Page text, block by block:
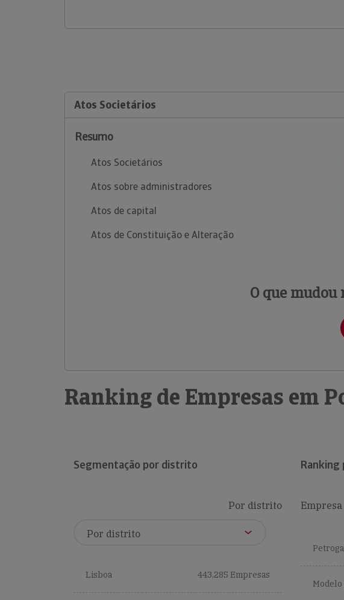
Atos Societários
Resumo
Atos Societários
Atos sobre administradores
Atos de capital
Atos de Constituição e Alteração
O que
Ranking de Empresas em
Segmentação por distrito
Por distrito
Lisboa 443,285 Empresas
Ranking
Empresa
Modelo